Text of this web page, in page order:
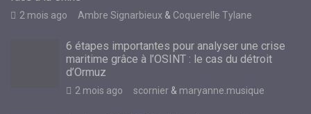
2 mois ago Ambre Signarbieux & Coquerelle Tylane
6 étapes importantes pour analyser une crise
maritime grâce à l’OSINT : le cas du détroit
d’Ormuz
2 mois ago scornier & maryanne.musique